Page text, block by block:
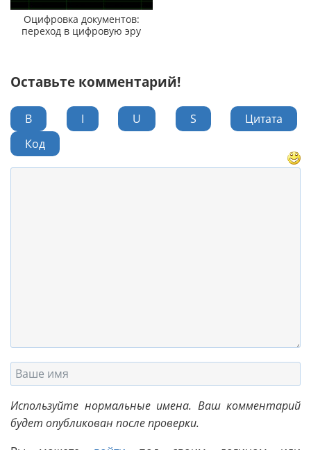
Оцифровка документов:
переход в цифровую эру
Оставьте комментарий!
B I U S
Цитата
Код
Используйте нормальные имена. Ваш комментарий
будет опубликован после проверки.